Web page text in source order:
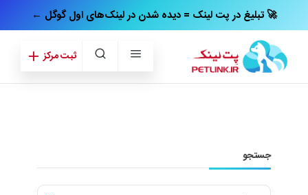
← تبلیغ در پت‌ لینک = دیده شدن در لینک‌های اول گوگل 🚀
ثبت مرکز
جستجو